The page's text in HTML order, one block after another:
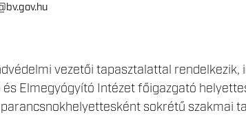
vezetői tapasztalattal
Elmegyógyító Intézet főigazgató
sokrétű szakmai